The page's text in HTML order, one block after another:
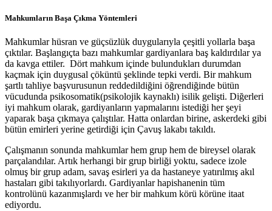
Mahkumların Başa Çıkma Yöntemleri
Mahkumlar hüsran ve güçsüzlük duygularıyla çeşitli yollarla başa
çıktılar. Başlangıçta bazı mahkumlar gardiyanlara baş kaldırdılar ya
da kavga ettiler. Dört mahkum içinde bulundukları durumdan
kaçmak için duygusal çöküntü şeklinde tepki verdi. Bir mahkum
şartlı tahliye başvurusunun reddedildiğini öğrendiğinde bütün
vücudunda psikosomatik(psikolojik kaynaklı) isilik gelişti. Diğerleri
iyi mahkum olarak, gardiyanların yapmalarını istediği her şeyi
yaparak başa çıkmaya çalıştılar. Hatta onlardan birine, askerdeki gibi
bütün emirleri yerine getirdiği için Çavuş lakabı takıldı.
Çalışmanın sonunda mahkumlar hem grup hem de bireysel olarak
parçalandılar. Artık herhangi bir grup birliği yoktu, sadece izole
olmuş bir grup adam, savaş esirleri ya da hastaneye yatırılmış akıl
hastaları gibi takılıyorlardı. Gardiyanlar hapishanenin tüm
kontrolünü kazanmışlardı ve her bir mahkum körü körüne itaat
ediyordu.